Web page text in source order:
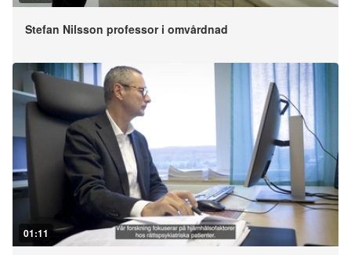
Stefan Nilsson professor i omvårdnad
01:11